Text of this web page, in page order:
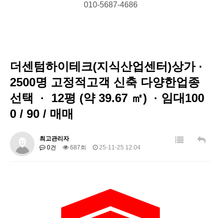
010-5687-4686
더센텀하이테크(지식산업센터)상가 ·
2500명 고정적고객 신축 다양한업종
선택 · 12평 (약 39.67 ㎡) · 임대100
0 / 90 / 매매
최고관리자
0건
687회 25-11-25 12:04